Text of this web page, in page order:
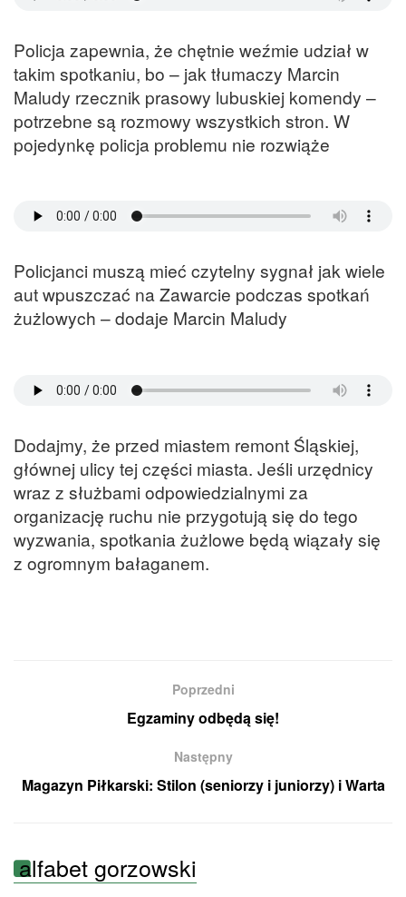
Policja zapewnia, że chętnie weźmie udział w
takim spotkaniu, bo – jak tłumaczy Marcin
Maludy rzecznik prasowy lubuskiej komendy –
potrzebne są rozmowy wszystkich stron. W
pojedynkę policja problemu nie rozwiąże
Policjanci muszą mieć czytelny sygnał jak wiele
aut wpuszczać na Zawarcie podczas spotkań
żużlowych – dodaje Marcin Maludy
Dodajmy, że przed miastem remont Śląskiej,
głównej ulicy tej części miasta. Jeśli urzędnicy
wraz z służbami odpowiedzialnymi za
organizację ruchu nie przygotują się do tego
wyzwania, spotkania żużlowe będą wiązały się
z ogromnym bałaganem.
Poprzedni
Egzaminy odbędą się!
Następny
Magazyn Piłkarski: Stilon (seniorzy i juniorzy) i Warta
alfabet gorzowski